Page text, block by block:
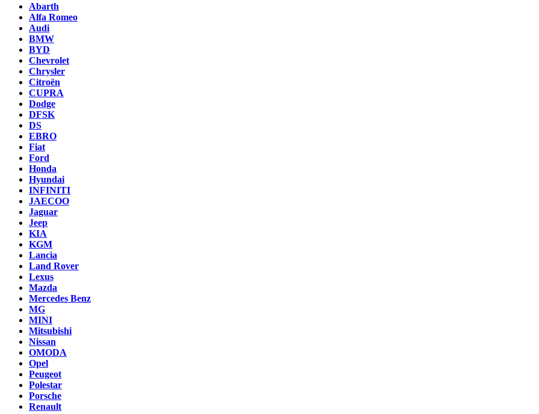
Abarth
Alfa Romeo
Audi
BMW
BYD
Chevrolet
Chrysler
Citroën
CUPRA
Dodge
DFSK
DS
EBRO
Fiat
Ford
Honda
Hyundai
INFINITI
JAECOO
Jaguar
Jeep
KIA
KGM
Lancia
Land Rover
Lexus
Mazda
Mercedes Benz
MG
MINI
Mitsubishi
Nissan
OMODA
Opel
Peugeot
Polestar
Porsche
Renault